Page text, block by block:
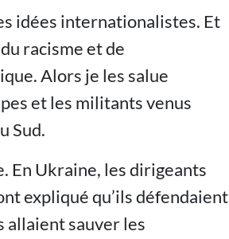
idées internationalistes. Et
racisme et de
Alors je les salue
et les militants venus
Sud.
En Ukraine, les dirigeants
expliqué qu’ils défendaient
allaient sauver les